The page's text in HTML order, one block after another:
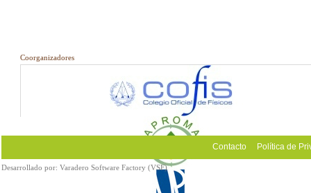
Coorganizadores
Contacto Política de
Desarrollado por: Varadero Software Factory (VSF)